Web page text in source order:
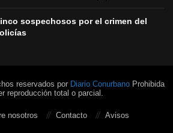
sospechosos por el crimen del
reservados por Diario Conurbano Prohibida
reproducción total o parcial.
nosotros Contacto Avisos